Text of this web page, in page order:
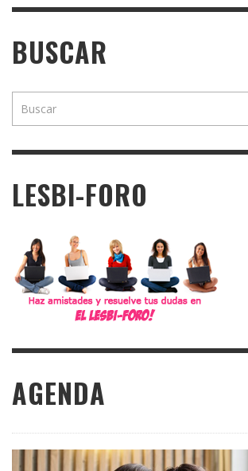
BUSCAR
LESBI-FORO
AGENDA